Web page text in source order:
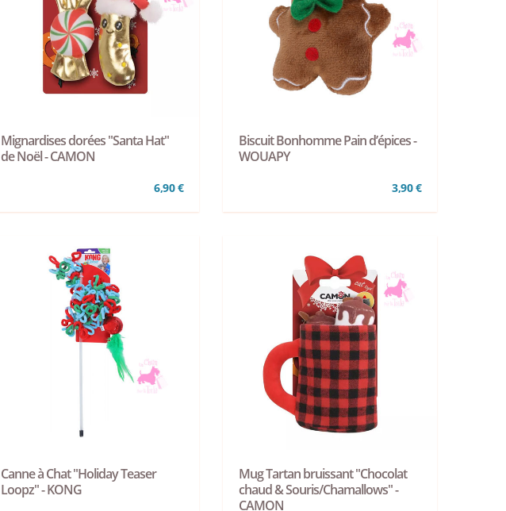
Mignardises dorées "Santa Hat"
de Noël - CAMON
6,90 €
Biscuit Bonhomme Pain d’épices -
WOUAPY
3,90 €
Canne à Chat "Holiday Teaser
Loopz" - KONG
Mug Tartan bruissant "Chocolat
chaud & Souris/Chamallows" -
CAMON